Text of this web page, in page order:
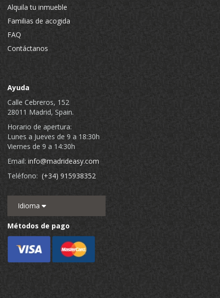
Alquila tu inmueble
Familias de acogida
FAQ
Contáctanos
Ayuda
Calle Cebreros, 152
28011 Madrid, Spain.
Horario de apertura:
Lunes a Jueves de 9 a 18:30h
Viernes de 9 a 14:30h
Email: info@madrideasy.com
Teléfono: (+34) 915938352
Idioma
Métodos de pago